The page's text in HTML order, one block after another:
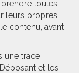
prendre toutes
leurs propres
contenu, avant
une trace
et les